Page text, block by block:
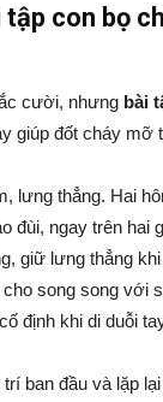
tập con bọ
cười, nhưng bài
giúp đốt cháy mỡ
lưng thẳng. Hai
đùi, ngay trên hai
giữ lưng thẳng
cho song song với
định khi di duỗi
ban đầu và lặp